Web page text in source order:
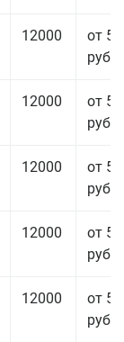
12000
от
руб.
12000
от
руб.
12000
от
руб.
12000
от
руб.
12000
от
руб.